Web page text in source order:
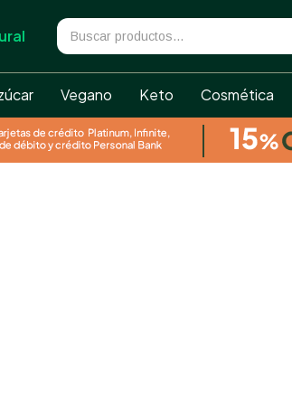
Vegano Keto Cosmética